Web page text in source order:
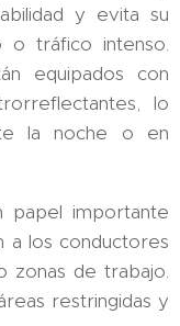
y evita su
o tráfico intenso.
equipados con
lo
la noche o en
papel importante
a los conductores
zonas de trabajo.
restringidas y